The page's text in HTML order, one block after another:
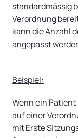
standardmässig
Verordnung
kann die Anzahl
angepasst
Beispiel:
Wenn ein
auf einer
mit Erste